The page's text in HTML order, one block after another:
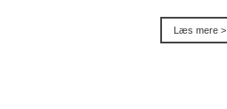
Læs mere >